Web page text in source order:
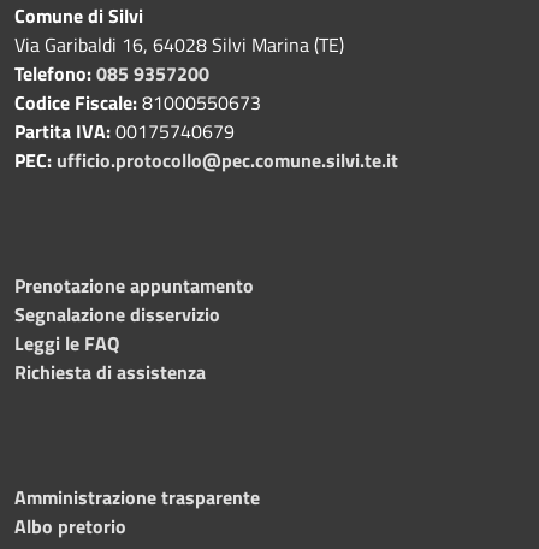
Comune di Silvi
Via Garibaldi 16, 64028 Silvi Marina (TE)
Telefono:085 9357200
Codice Fiscale:81000550673
Partita IVA:00175740679
PEC: ufficio.protocollo@pec.comune.silvi.te.it
Prenotazione appuntamento
Segnalazione disservizio
Leggi le FAQ
Richiesta di assistenza
Amministrazione trasparente
Albo pretorio